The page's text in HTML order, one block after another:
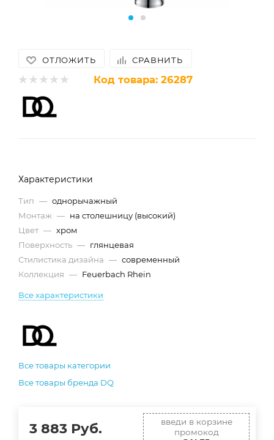
ОТЛОЖИТЬ СРАВНИТЬ
Код товара: 26287
Характеристики
Тип — однорычажный
Монтаж — на столешницу (высокий)
Цвет — хром
Поверхность — глянцевая
Стилистика дизайна — современный
Коллекция — Feuerbach Rhein
Все характеристики
Все товары категории
Все товары бренда DQ
3 883 Руб.
введи в корзине
промокод